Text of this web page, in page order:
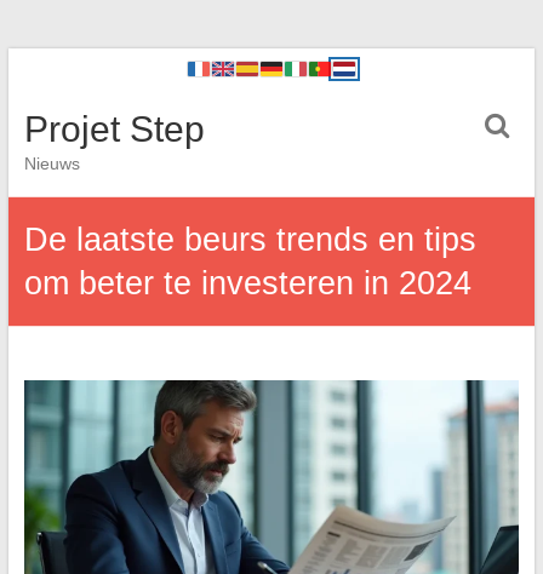
Projet Step
Nieuws
De laatste beurs trends en tips
om beter te investeren in 2024